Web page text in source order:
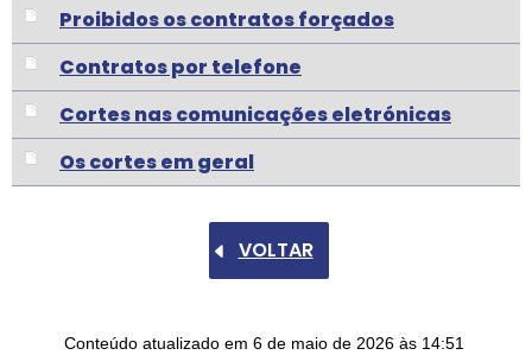
Proibidos os contratos forçados
Contratos por telefone
Cortes nas comunicações eletrónicas
Os cortes em geral
VOLTAR
Conteúdo atualizado em 6 de maio de 2026 às 14:51